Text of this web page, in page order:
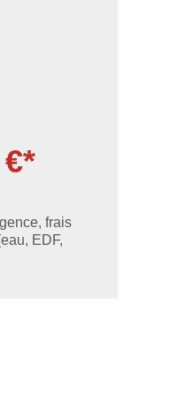
frais
EDF,